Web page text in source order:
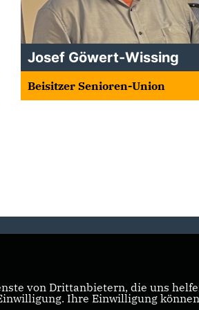
Josef Göwert-Wissing
Beisitzer Senioren-Union
von Drittanbietern, die uns
Ihre Einwilligung